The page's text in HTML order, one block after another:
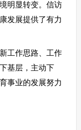
明显转变。信访
发展提供了有力
工作思路、工作
基层，主动下
事业的发展努力